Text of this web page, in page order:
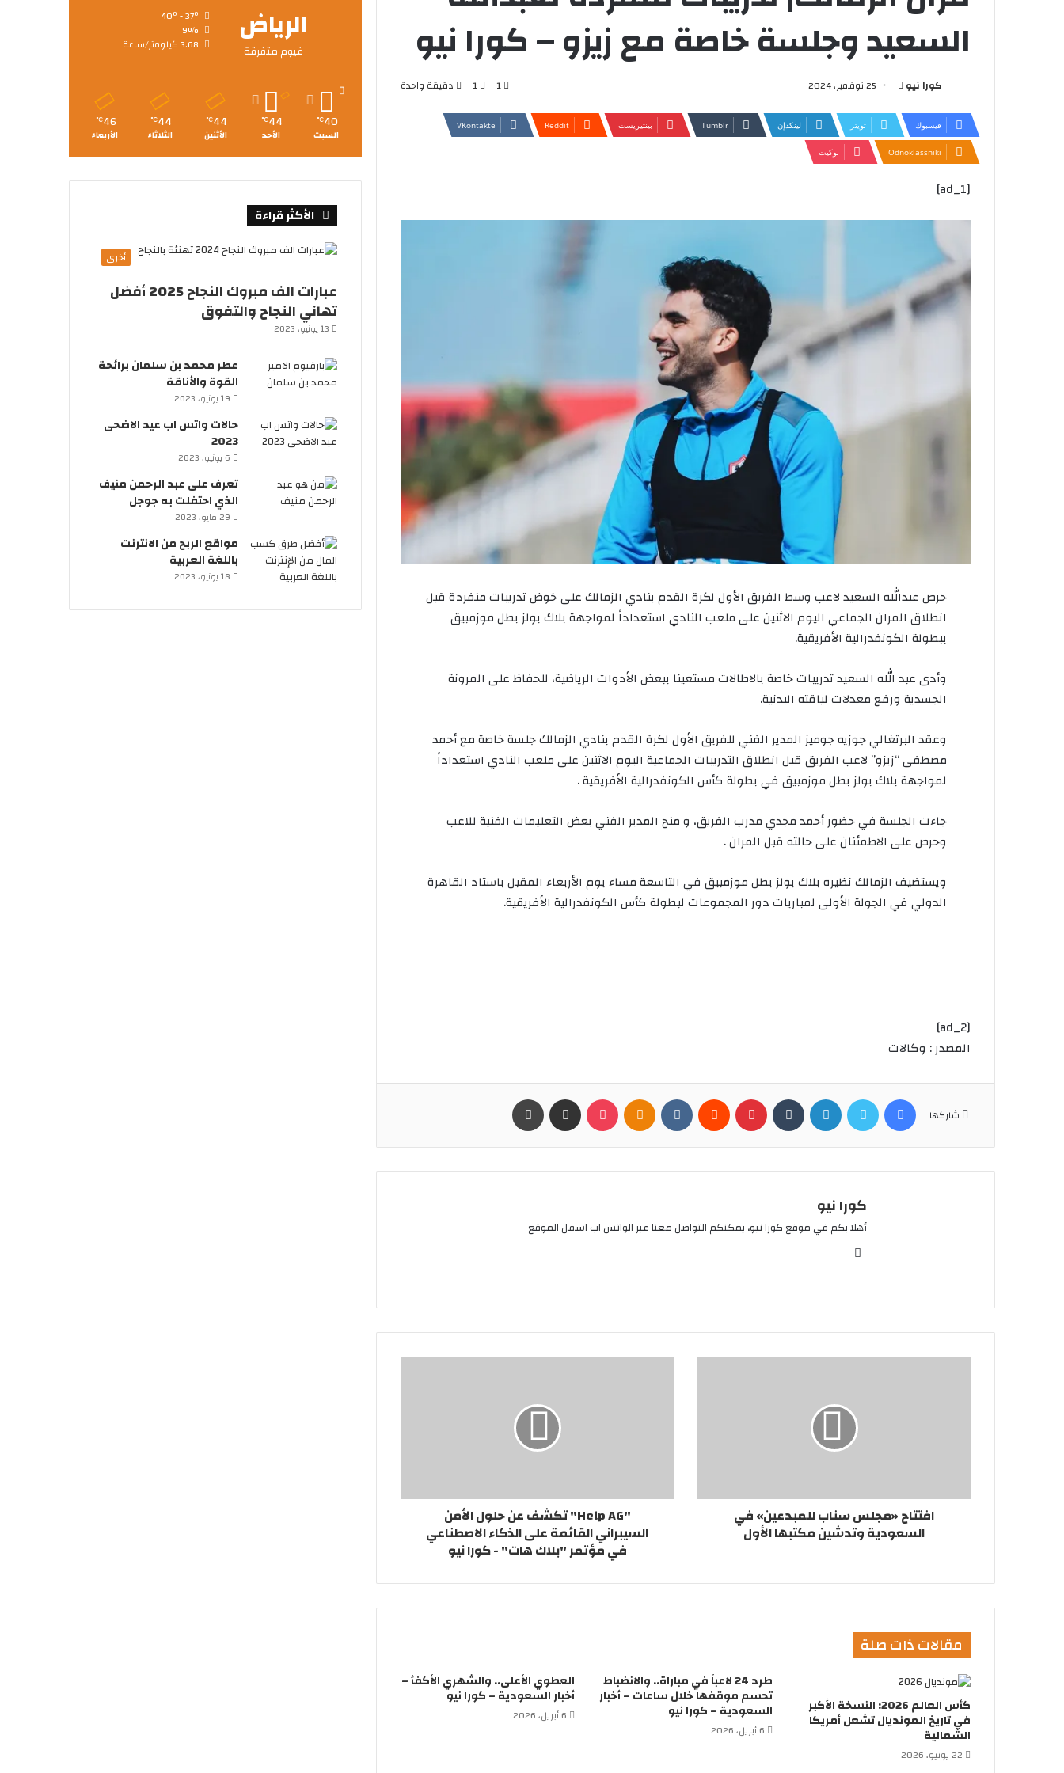
السعيد وجلسة خاصة مع زيزو – كورا نيو
كورا نيو
أرسل
إلكترونيا
25 نوفمبر، 2024 1
1 دقيقة واحدة
فيسبوك تويتر لينكدإن بينتيريست
Odnoklassniki بوكيت
[ad_1]
حرص عبدالله السعيد لاعب وسط الفريق الأول لكرة القدم بنادي الزمالك على خوض تدريبات منفردة قبل
انطلاق المران الجماعي اليوم الاثنين على ملعب النادي استعداداً لمواجهة بلاك بولز بطل موزمبيق
ببطولة الكونفدرالية الأفريقية.
وأدى عبد الله السعيد تدريبات خاصة بالاطالات مستعينا ببعض الأدوات الرياضية، للحفاظ على المرونة
الجسدية ورفع معدلات لياقته البدنية.
وعقد البرتغالي جوزيه جوميز المدير الفني للفريق الأول لكرة القدم بنادي الزمالك جلسة خاصة مع أحمد
مصطفى “زيزو” لاعب الفريق قبل انطلاق التدريبات الجماعية اليوم الاثنين على ملعب النادي استعداداً
لمواجهة بلاك بولز بطل موزمبيق في بطولة كأس الكونفدرالية الأفريقية .
جاءت الجلسة في حضور أحمد مجدي مدرب الفريق، و منح المدير الفني بعض التعليمات الفنية للاعب
وحرص على الاطمئنان على حالته قبل المران .
ويستضيف الزمالك نظيره بلاك بولز بطل موزمبيق في التاسعة مساء يوم الأربعاء المقبل باستاد القاهرة
الدولي في الجولة الأولى لمباريات دور المجموعات لبطولة كأس الكونفدرالية الأفريقية.
[ad_2]
المصدر : وكالات
شاركها
فيسبوك تويتر لينكدإن بينتيريست Odnoklassniki
بوكيت مشاركة عبر البريد
كورا نيو
أهلا بكم في موقع كورا نيو، يمكنكم التواصل معنا عبر الواتس اب اسفل الموقع
افتتاح «مجلس سناب للمبدعين» في
السعودية وتدشين مكتبها الأول
"Help AG" تكشف عن حلول الأمن
السيبراني القائمة على الذكاء الاصطناعي
في مؤتمر "بلاك هات" - كورا نيو
مقالات ذات صلة
كأس العالم 2026: النسخة الأكبر
في تاريخ المونديال تشعل أمريكا
الشمالية
22 يونيو، 2026
طرد 24 لاعباً في مباراة.. والانضباط
تحسم موقفها خلال ساعات – أخبار
السعودية – كورا نيو
6 أبريل، 2026
العطوي الأعلى.. والشهري الأكفأ –
أخبار السعودية – كورا نيو
6 أبريل، 2026
الرياض
غيوم متفرقة
9%
3.68 كيلومتر/ساعة
40
℃
السبت
44
℃
الأحد
44
℃
الأثنين
44
℃
الثلاثاء
46
℃
الأربعاء
الأكثر قراءة
أخرى
عبارات الف مبروك النجاح 2025 أفضل
تهاني النجاح والتفوق
13 يونيو، 2023
عطر محمد بن سلمان برائحة
القوة والأناقة
19 يونيو، 2023
حالات واتس اب عيد الاضحى
2023
6 يونيو، 2023
تعرف على عبد الرحمن منيف
الذي احتفلت به جوجل
29 مايو، 2023
مواقع الربح من الانترنت
باللغة العربية
18 يونيو، 2023